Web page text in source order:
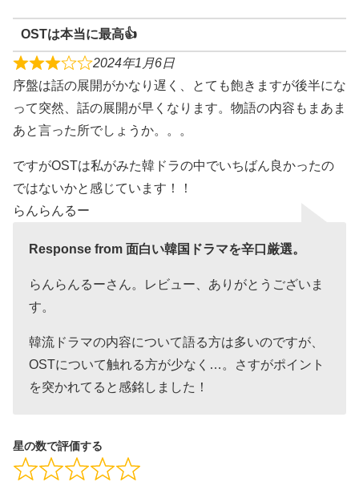
OSTは本当に最高👍
2024年1月6日
序盤は話の展開がかなり遅く、とても飽きますが後半にな
って突然、話の展開が早くなります。物語の内容もまあま
あと言った所でしょうか。。。
ですがOSTは私がみた韓ドラの中でいちばん良かったの
ではないかと感じています！！
らんらんるー
Response from 面白い韓国ドラマを辛口厳選。
らんらんるーさん。レビュー、ありがとうございま
す。
韓流ドラマの内容について語る方は多いのですが、
OSTについて触れる方が少なく…。さすがポイント
を突かれてると感銘しました！
星の数で評価する